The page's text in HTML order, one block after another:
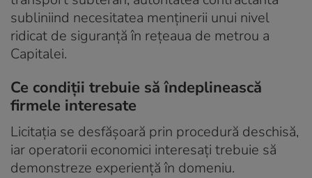
subliniind necesitatea menținerii unui nivel
ridicat de siguranță în rețeaua de metrou a
Capitalei.
Ce condiții trebuie să îndeplinească
firmele interesate
Licitația se desfășoară prin procedură deschisă,
iar operatorii economici interesați trebuie să
demonstreze experiență în domeniu.